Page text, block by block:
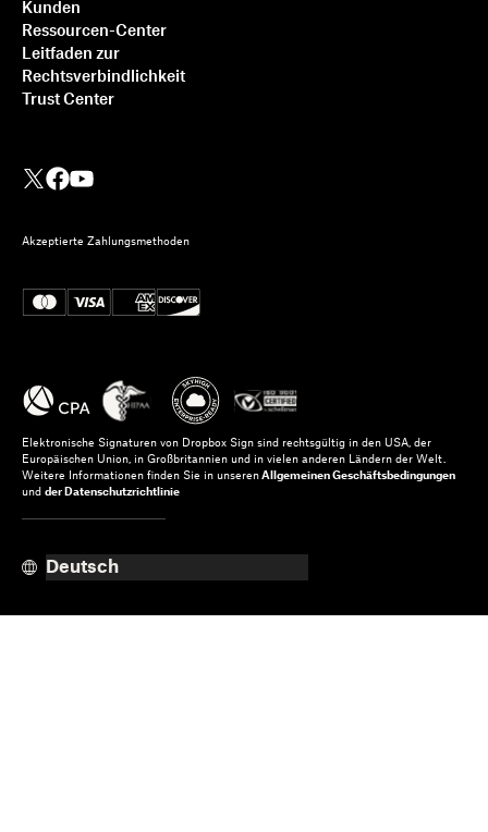
Kunden
Ressourcen-Center
Leitfaden zur
Rechtsverbindlichkeit
Trust Center
Akzeptierte Zahlungsmethoden
Elektronische Signaturen von Dropbox Sign sind rechtsgültig in den USA, der
Europäischen Union, in Großbritannien und in vielen anderen Ländern der Welt.
Weitere Informationen finden Sie in unseren Allgemeinen Geschäftsbedingungen
und der Datenschutzrichtlinie